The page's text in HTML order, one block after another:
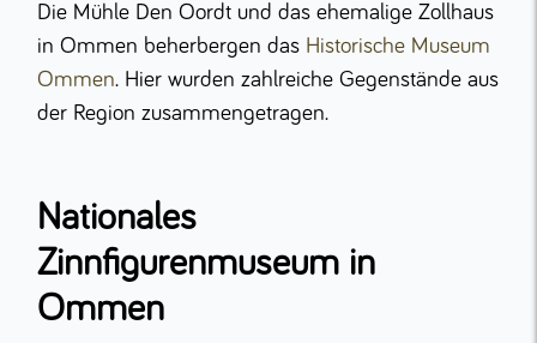
Die Mühle Den Oordt und das ehemalige Zollhaus
in Ommen beherbergen das Historische Museum
Ommen. Hier wurden zahlreiche Gegenstände aus
der Region zusammengetragen.
Nationales
Zinnfigurenmuseum in
Ommen